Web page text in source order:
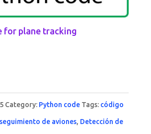
for plane tracking
Category: Python code Tags: código
de aviones, Detección de